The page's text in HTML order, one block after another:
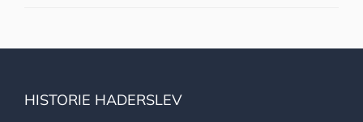
HISTORIE HADERSLEV